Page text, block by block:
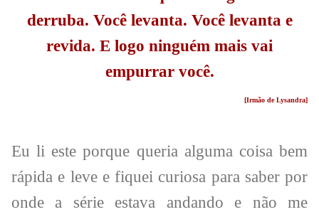
derruba. Você levanta. Você levanta e
revida. E logo ninguém mais vai
empurrar você.
[Irmão de Lysandra]
Eu li este porque queria alguma coisa bem
rápida e leve e fiquei curiosa para saber por
onde a série estava andando e não me